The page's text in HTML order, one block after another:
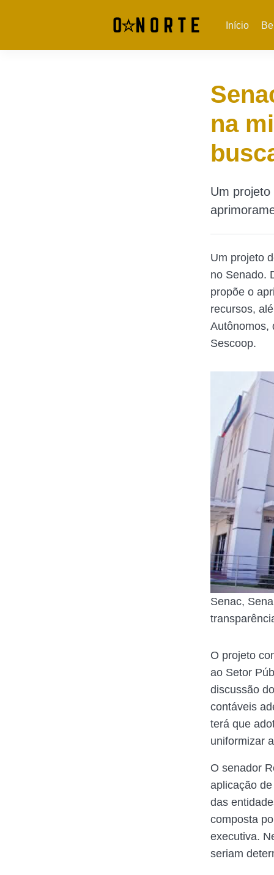
Início
na
Um
Um projeto
no Senado.
propõe o
recursos,
Autônomos,
Sescoop.
Senac,
O projeto
ao Setor
discussão
contáveis
terá que
uniformizar
O senador
aplicação
das
composta
executiva.
seriam